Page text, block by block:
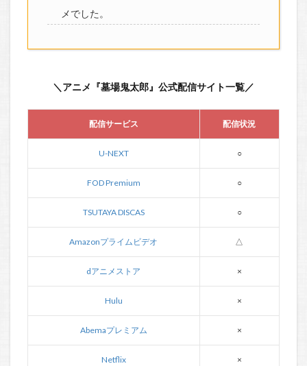
メでした。
＼アニメ『墓場鬼太郎』公式配信サイト一覧／
配信サービス 配信状況
U-NEXT ○
FOD Premium ○
TSUTAYA DISCAS ○
Amazonプライムビデオ △
dアニメストア ×
Hulu ×
Abemaプレミアム ×
Netflix ×